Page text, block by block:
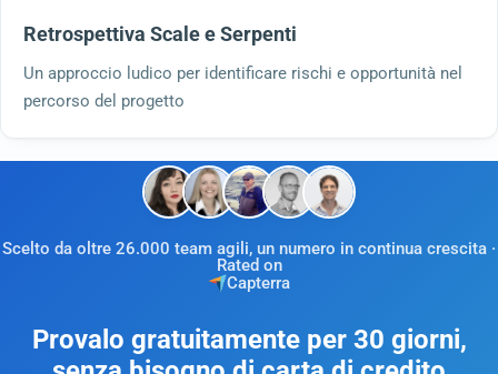
Retrospettiva Scale e Serpenti
Un approccio ludico per identificare rischi e opportunità nel
percorso del progetto
Scelto da oltre 26.000 team agili, un numero in continua crescita ·
Rated on
Capterra
Provalo gratuitamente per 30 giorni,